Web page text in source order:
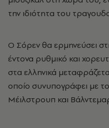
την ιδιότητα του
Ο Σόρεν θα ερμηνεύσει
έντονα ρυθμικό και
στα ελληνικά
οποίο συνυπογράφει με
Μέιλστρουπ και